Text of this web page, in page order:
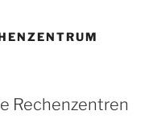
Rechenzentren